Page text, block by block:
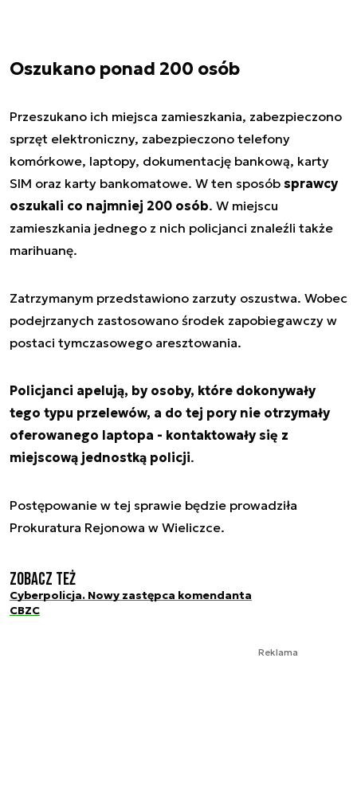
Oszukano ponad 200 osób
Przeszukano ich miejsca zamieszkania, zabezpieczono
sprzęt elektroniczny, zabezpieczono telefony
komórkowe, laptopy, dokumentację bankową, karty
SIM oraz karty bankomatowe. W ten sposób sprawcy
oszukali co najmniej 200 osób. W miejscu
zamieszkania jednego z nich policjanci znaleźli także
marihuanę.
Zatrzymanym przedstawiono zarzuty oszustwa. Wobec
podejrzanych zastosowano środek zapobiegawczy w
postaci tymczasowego aresztowania.
Policjanci apelują, by osoby, które dokonywały
tego typu przelewów, a do tej pory nie otrzymały
oferowanego laptopa - kontaktowały się z
miejscową jednostką policji.
Postępowanie w tej sprawie będzie prowadziła
Prokuratura Rejonowa w Wieliczce.
Zobacz też
Cyberpolicja. Nowy zastępca komendanta
CBZC
Reklama